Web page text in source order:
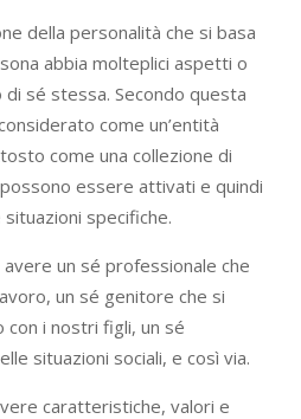
della personalità che si basa
abbia molteplici aspetti o
di sé stessa. Secondo questa
come un’entità
come una collezione di
essere attivati e quindi
specifiche.
un sé professionale che
un sé genitore che si
con i nostri figli, un sé
situazioni sociali, e così via.
caratteristiche, valori e